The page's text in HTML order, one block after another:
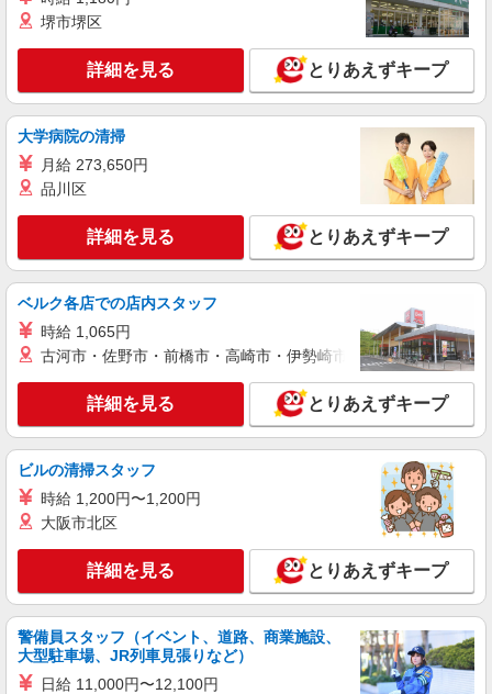
堺市堺区
詳細を見る とりあえずキープ
大学病院の清掃
月給 273,650円
品川区
詳細を見る とりあえずキープ
ベルク各店での店内スタッフ
時給 1,065円
古河市・佐野市・前橋市・高崎市・伊勢崎市・太田市・館林市
詳細を見る とりあえずキープ
ビルの清掃スタッフ
時給 1,200円〜1,200円
大阪市北区
詳細を見る とりあえずキープ
警備員スタッフ（イベント、道路、商業施設、
大型駐車場、JR列車見張りなど）
日給 11,000円〜12,100円